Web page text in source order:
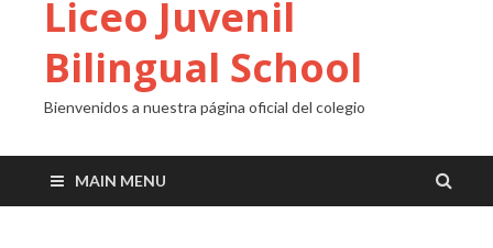
Liceo Juvenil
Bilingual School
Bienvenidos a nuestra página oficial del colegio
MAIN MENU